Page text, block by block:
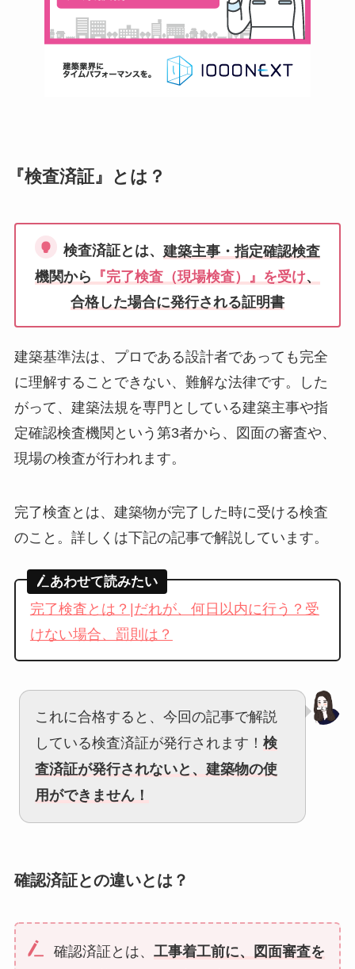
『検査済証』とは？
検査済証とは、建築主事・指定確認検査
機関から 『完了検査（現場検査）』を受け、
合格した場合に発行される証明書
建築基準法は、プロである設計者であっても完全
に理解することできない、難解な法律です。した
がって、建築法規を専門としている建築主事や指
定確認検査機関という第3者から、図面の審査や、
現場の検査が行われます。
完了検査とは、建築物が完了した時に受ける検査
のこと。詳しくは下記の記事で解説しています。
あわせて読みたい
完了検査とは？|だれが、何日以内に行う？受
けない場合、罰則は？
これに合格すると、今回の記事で解説
している検査済証が発行されます！ 検
査済証が発行されないと、建築物の使
用ができません！
確認済証との違いとは？
確認済証とは、工事着工前に、図面審査を